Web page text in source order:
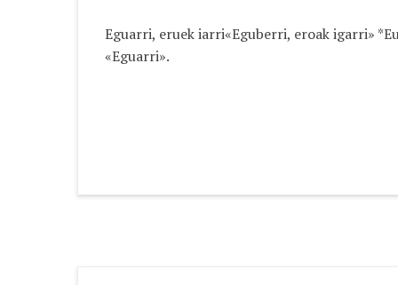
Eguarri, eruek iarri«Eguberri, eroak igarri»
«Eguarri».